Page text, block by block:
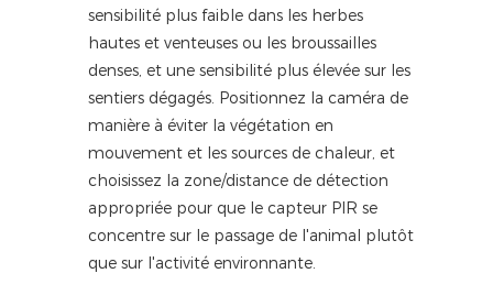
sensibilité plus faible dans les herbes
hautes et venteuses ou les broussailles
denses, et une sensibilité plus élevée sur les
sentiers dégagés. Positionnez la caméra de
manière à éviter la végétation en
mouvement et les sources de chaleur, et
choisissez la zone/distance de détection
appropriée pour que le capteur PIR se
concentre sur le passage de l'animal plutôt
que sur l'activité environnante.